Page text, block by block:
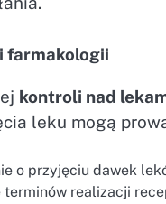
farmakologii
kontroli nad
leku mogą
o przyjęciu dawek
realizacji